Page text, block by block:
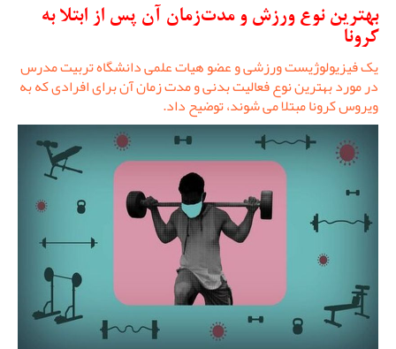
بهترین نوع ورزش و مدت‌زمان آن پس از ابتلا به
کرونا
یک فیزیولوژیست ورزشی و عضو هیات علمی دانشگاه تربیت مدرس
در مورد بهترین نوع فعالیت بدنی و مدت زمان آن برای افرادی که به
ویروس کرونا مبتلا می شوند، توضیح داد.